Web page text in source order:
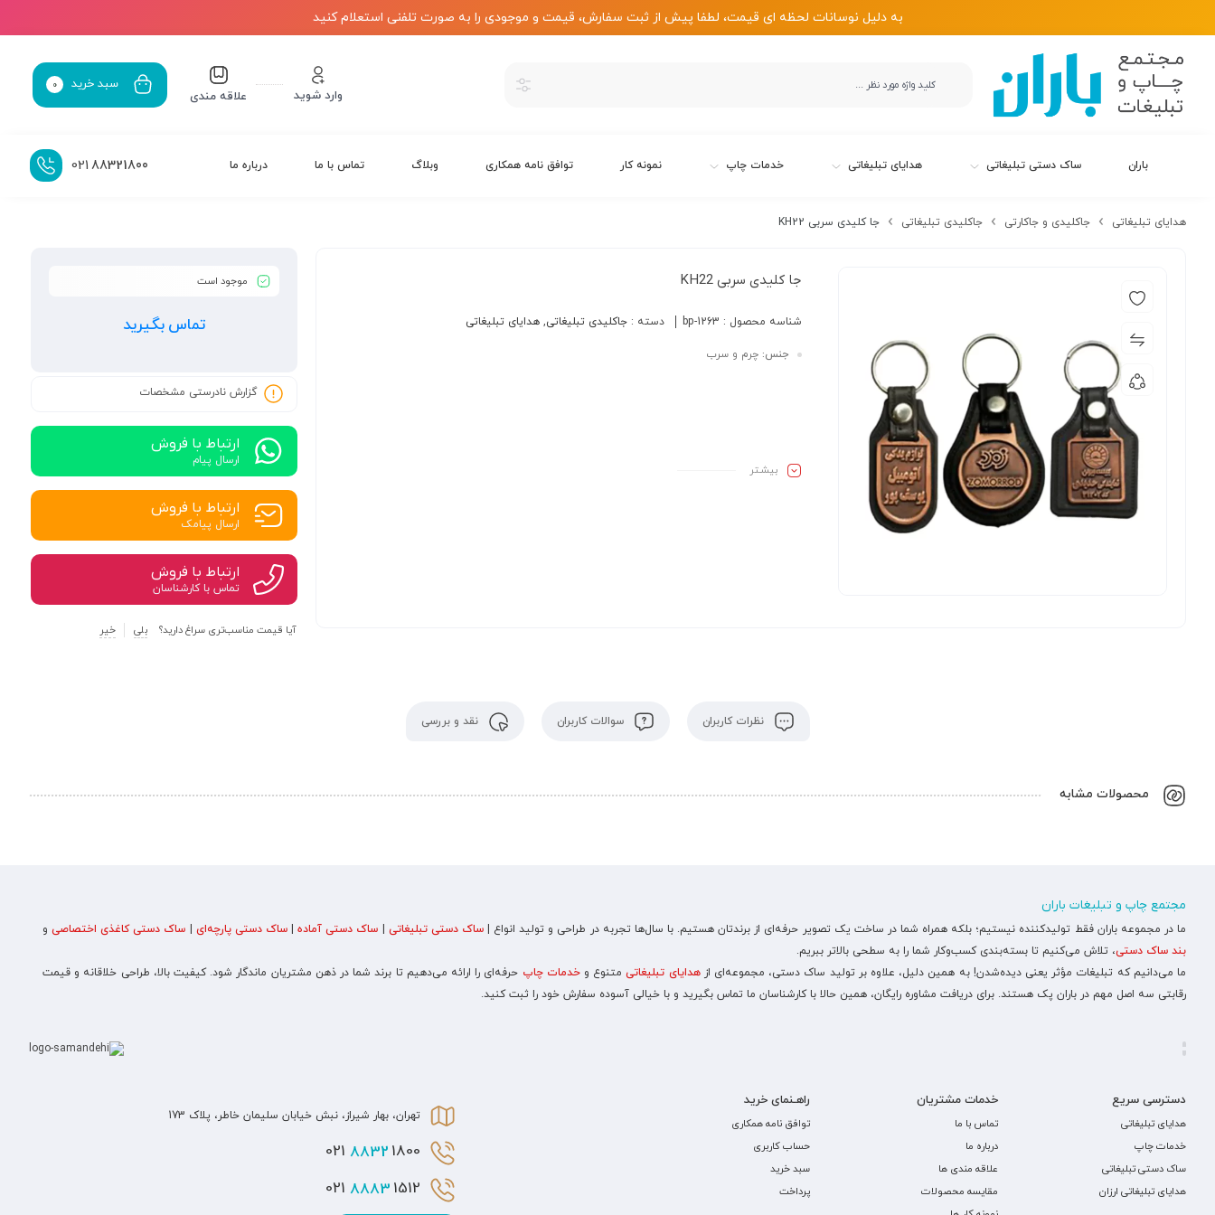
به دلیل نوسانات لحظه ای قیمت، لطفا پیش از ثبت سفارش، قیمت و موجودی را به صورت تلفنی استعلام کنید
وارد شوید علاقه مندی
سبد خرید 0
باران ساک دستی تبلیغاتی هدایای تبلیغاتی خدمات چاپ نمونه کار توافق نامه همکاری وبلاگ تماس با ما درباره ما 88321800
021
هدایای تبلیغاتی جاکلیدی و جاکارتی جاکلیدی تبلیغاتی جا کلیدی سربی KH22
جا کلیدی سربی KH22
شناسه محصول : bp-1263 دسته : جاکلیدی تبلیغاتی, هدایای تبلیغاتی
جنس: چرم و سرب
بیشـتر
موجود است
تماس بگیرید
گزارش نادرستی مشخصات
ارتباط با فروش
ارسال پیام
ارتباط با فروش
ارسال پیامک
ارتباط با فروش
تماس با کارشناسان
آیا قیمت مناسب‌تری سراغ دارید؟ بلی خیر
نظرات کاربران سوالات کاربران نقد و بررسی
محصولات مشابه
مجتمع چاپ و تبلیغات باران
ما در مجموعه باران فقط تولیدکننده نیستیم؛ بلکه همراه شما در ساخت یک تصویر حرفه‌ای از برندتان هستیم. با سال‌ها تجربه در طراحی و تولید انواع |ساک دستی تبلیغاتی ساک دستی آماده|ساک دستی پارچه‌ای ساک دستی کاغذی اختصاصیو
بند ساک دستی، تلاش می‌کنیم تا بسته‌بندی کسب‌وکار شما را به سطحی بالاتر ببریم.
ما می‌دانیم که تبلیغات مؤثر یعنی دیده‌شدن! به همین دلیل، علاوه بر تولید ساک دستی، مجموعه‌ای ازهدایای تبلیغاتیمتنوع وخدمات چاپ حرفه‌ای را ارائه می‌دهیم تا برند شما در ذهن مشتریان ماندگار شود. کیفیت بالا، طراحی خلاقانه و قیمت
رقابتی سه اصل مهم در باران پک هستند. برای دریافت مشاوره رایگان، همین حالا با کارشناسان ما تماس بگیرید و با خیالی آسوده سفارش خود را ثبت کنید.
دسترسی سریع
هدایای تبلیغاتی
خدمات چاپ
ساک دستی تبلیغاتی
هدایای تبلیغاتی ارزان
خدمات مشتریان
تماس با ما
درباره ما
علاقه مندی ها
مقایسه محصولات
راهـنمای خرید
توافق نامه همکاری
حساب کاربری
سبد خرید
پرداخت
تهران، بهار شیراز، نبش خیابان سلیمان خاطر، پلاک 173
8832 1800 021
8883 1512 021